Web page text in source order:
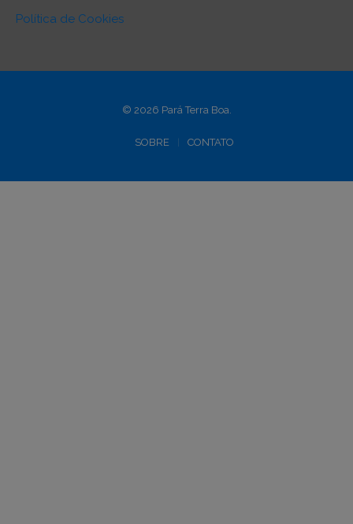
Política de Cookies
© 2026 Pará Terra Boa.
SOBRE CONTATO